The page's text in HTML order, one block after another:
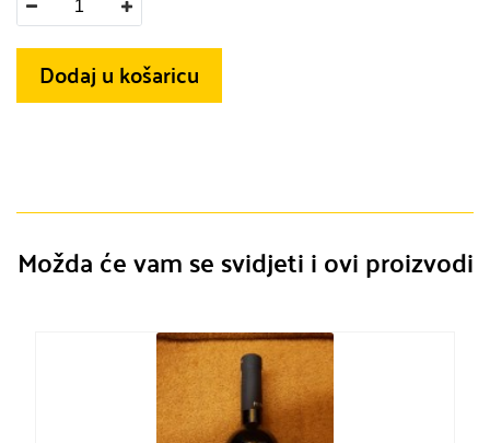
Dodaj u košaricu
Možda će vam se svidjeti i ovi proizvodi